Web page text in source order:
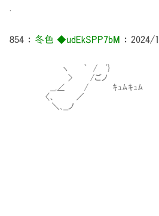
854 ： 冬色 ◆udEkSPP7bM ： 2024/
ヽ ｀ / '}
> /ごノ
__,∠ / ｷｭﾑｷｭﾑ
〈、 ／
＼､__ノ